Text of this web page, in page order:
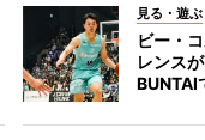
見る・遊ぶ
ビー・
レンス
BUNTAI